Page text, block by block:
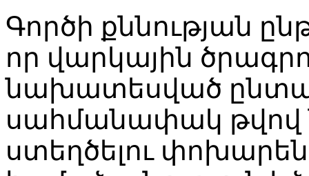
Գործի քննության
որ վարկային
նախատեսված
սահմանափակ թվով
ստեղծելու